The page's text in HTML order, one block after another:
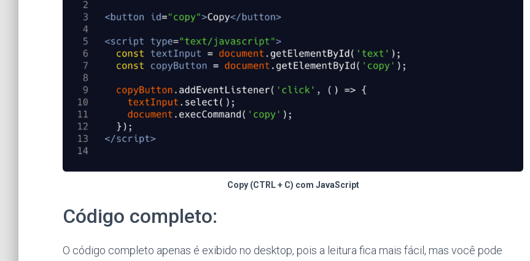
Copy (CTRL + C) com JavaScript
Código completo:
O código completo apenas é exibido no desktop, pois a leitura fica mais fácil, mas você pode